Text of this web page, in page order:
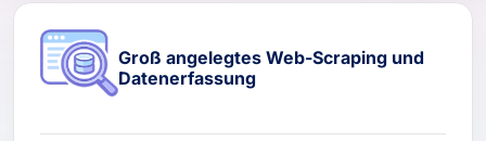
Groß angelegtes Web-Scraping und
Datenerfassung